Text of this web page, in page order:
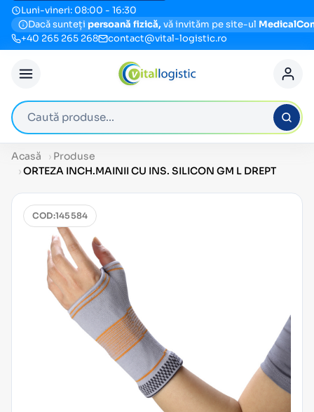
Luni-vineri: 08:00 - 16:30
Dacă sunteți persoană fizică, vă invităm pe site-ul
+40 265 265 268
contact@vital-logistic.ro
Caută produse
Acasă
Produse
ORTEZA INCH.MAINII CU INS. SILICON GM L DREPT
COD:145584